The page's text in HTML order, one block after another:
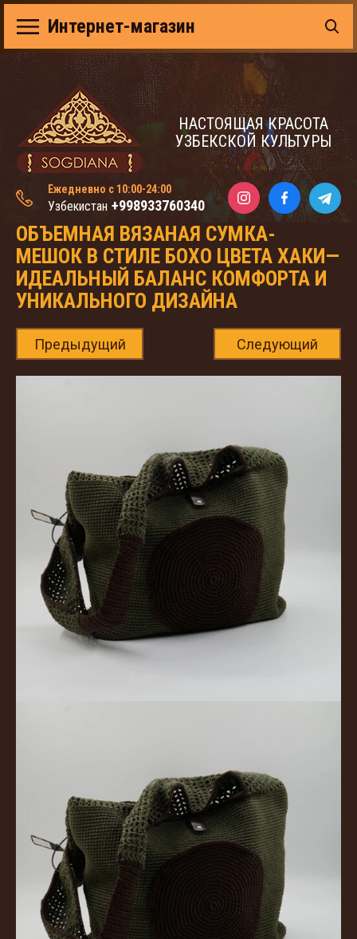
НАСТОЯЩАЯ КРАСОТА
УЗБЕКСКОЙ КУЛЬТУРЫ
Ежедневно с 10:00-24:00
Узбекистан +998933760340
Интернет-магазин
ОБЪЕМНАЯ ВЯЗАНАЯ СУМКА-
МЕШОК В СТИЛЕ БОХО ЦВЕТА ХАКИ—
ИДЕАЛЬНЫЙ БАЛАНС КОМФОРТА И
УНИКАЛЬНОГО ДИЗАЙНА
Предыдущий Следующий